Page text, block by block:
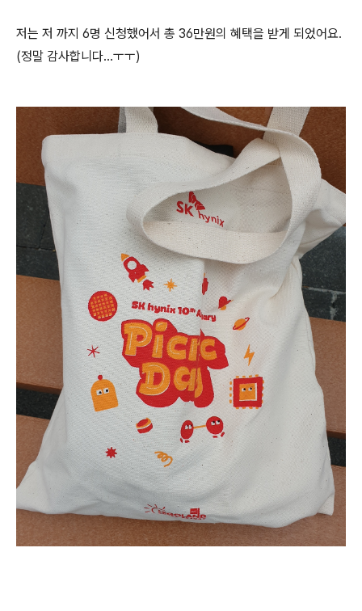
저는 저 까지 6명 신청했어서 총 36만원의 혜택을 받게 되었어요.
(정말 감사합니다...ㅜㅜ)